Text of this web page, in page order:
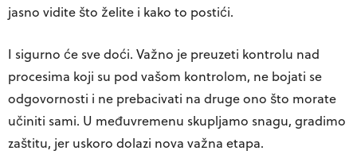
jasno vidite što želite i kako to postići.
I sigurno će sve doći. Važno je preuzeti kontrolu nad
procesima koji su pod vašom kontrolom, ne bojati se
odgovornosti i ne prebacivati ​​na druge ono što morate
učiniti sami. U međuvremenu skupljamo snagu, gradimo
zaštitu, jer uskoro dolazi nova važna etapa.